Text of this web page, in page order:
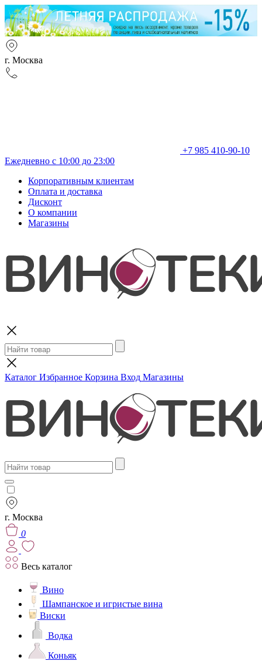
г. Москва
+7 985 410-90-10
Ежедневно с 10:00 до 23:00
Корпоративным клиентам
Оплата и доставка
Дисконт
О компании
Магазины
Каталог Избранное Корзина Вход Магазины
г. Москва
0
Весь каталог
Вино
Шампанское и игристые вина
Виски
Водка
Коньяк